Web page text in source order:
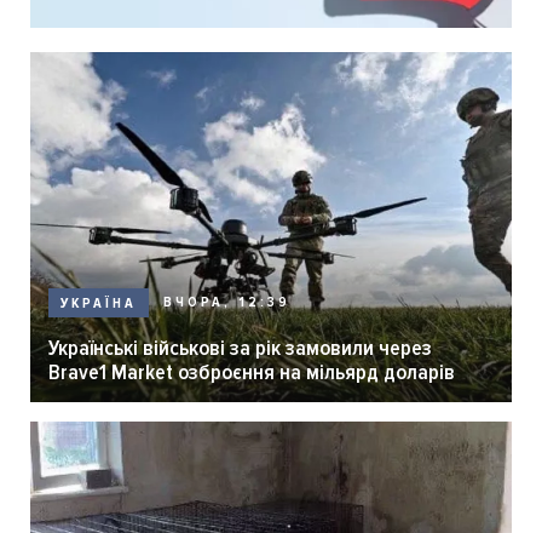
УКРАЇНА ВЧОРА, 12:39
Українські військові за рік замовили через
Brave1 Market озброєння на мільярд доларів